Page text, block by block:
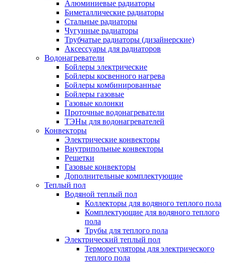
Алюминиевые радиаторы
Биметаллические радиаторы
Стальные радиаторы
Чугунные радиаторы
Трубчатые радиаторы (дизайнерские)
Аксессуары для радиаторов
Водонагреватели
Бойлеры электрические
Бойлеры косвенного нагрева
Бойлеры комбинированные
Бойлеры газовые
Газовые колонки
Проточные водонагреватели
ТЭНы для водонагревателей
Конвекторы
Электрические конвекторы
Внутрипольные конвекторы
Решетки
Газовые конвекторы
Дополнительные комплектующие
Теплый пол
Водяной теплый пол
Коллекторы для водяного теплого пола
Комплектующие для водяного теплого
пола
Трубы для теплого пола
Электрический теплый пол
Терморегуляторы для электрического
теплого пола